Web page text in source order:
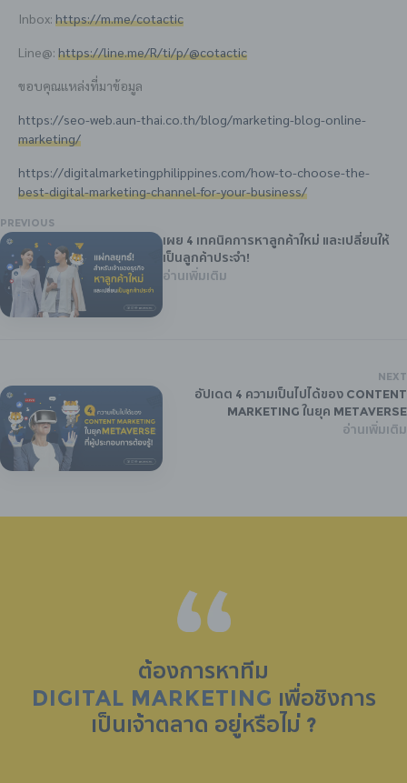
Inbox: https://m.me/cotactic
Line@: https://line.me/R/ti/p/@cotactic
ขอบคุณแหล่งที่มาข้อมูล
https://seo-web.aun-thai.co.th/blog/marketing-blog-online-
marketing/
https://digitalmarketingphilippines.com/how-to-choose-the-
best-digital-marketing-channel-for-your-business/
PREVIOUS
เผย 4 เทคนิคการหาลูกค้าใหม่ และเปลี่ยนให้
เป็นลูกค้าประจำ!
อ่านเพิ่มเติม
NEXT
อัปเดต 4 ความเป็นไปได้ของ Content
Marketing ในยุค Metaverse
อ่านเพิ่มเติม
ต้องการหาทีม
DIGITAL MARKETING เพื่อชิงการ
เป็นเจ้าตลาด อยู่หรือไม่ ?